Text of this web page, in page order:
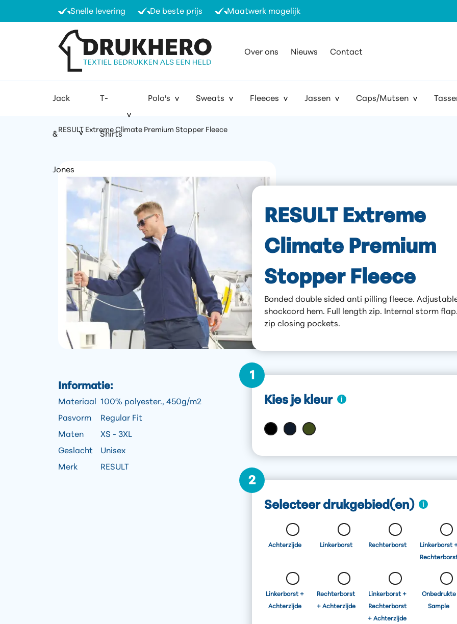
Snelle levering De beste prijs Maatwerk mogelijk
Over ons Nieuws Contact
Jack
&
Jones
T-
Shirts
Polo's Sweats Fleeces Jassen Caps/Mutsen
RESULT Extreme Climate Premium Stopper Fleece
Informatie:
Materiaal
100% polyester., 450g/m2
Pasvorm
Regular Fit
Maten
XS - 3XL
Geslacht
Unisex
Merk
RESULT
RESULT Extreme
Climate Premium
Stopper Fleece
Bonded double sided anti pilling fleece.
shockcord hem. Full length zip. Internal storm
zip closing pockets.
1
Kies je kleur
2
Selecteer drukgebied(en)
Achterzijde Linkerborst Rechterborst
Linkerborst
Linkerborst +
Achterzijde
Rechterborst
+ Achterzijde
Linkerborst +
Rechterborst
+ Achterzijde
Onbedrukte
Sample